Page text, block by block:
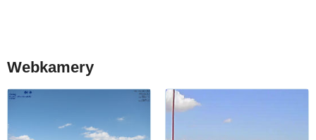
Webkamery